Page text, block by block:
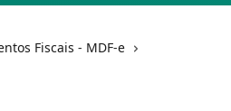
Fiscais - MDF-e